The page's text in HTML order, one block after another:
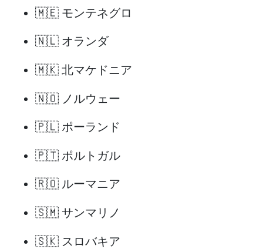
🇲🇪 モンテネグロ
🇳🇱 オランダ
🇲🇰 北マケドニア
🇳🇴 ノルウェー
🇵🇱 ポーランド
🇵🇹 ポルトガル
🇷🇴 ルーマニア
🇸🇲 サンマリノ
🇸🇰 スロバキア